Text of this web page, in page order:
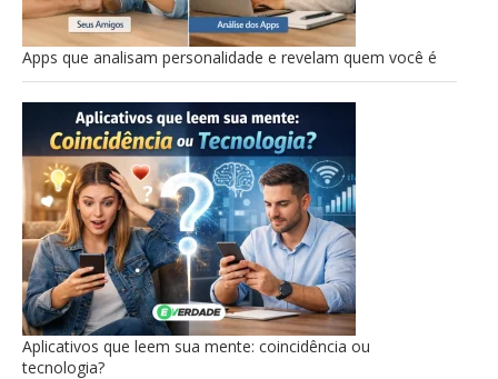
Apps que analisam personalidade e revelam quem você é
Aplicativos que leem sua mente: coincidência ou
tecnologia?